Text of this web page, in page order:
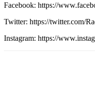
Facebook: https://
Twitter: https://twitter.com/
Instagram: https://